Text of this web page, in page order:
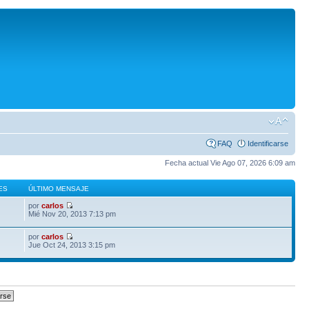
FAQ Identificarse
Fecha actual Vie Ago 07, 2026 6:09 am
ÚLTIMO MENSAJE
porcarlos
Mié Nov 20, 2013 7:13 pm
porcarlos
Jue Oct 24, 2013 3:15 pm